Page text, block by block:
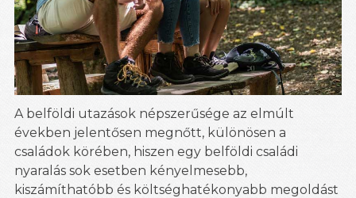
A belföldi utazások népszerűsége az elmúlt
években jelentősen megnőtt, különösen a
családok körében, hiszen egy belföldi családi
nyaralás sok esetben kényelmesebb,
kiszámíthatóbb és költséghatékonyabb megoldást